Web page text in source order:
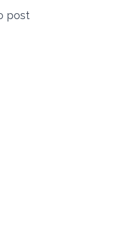
post